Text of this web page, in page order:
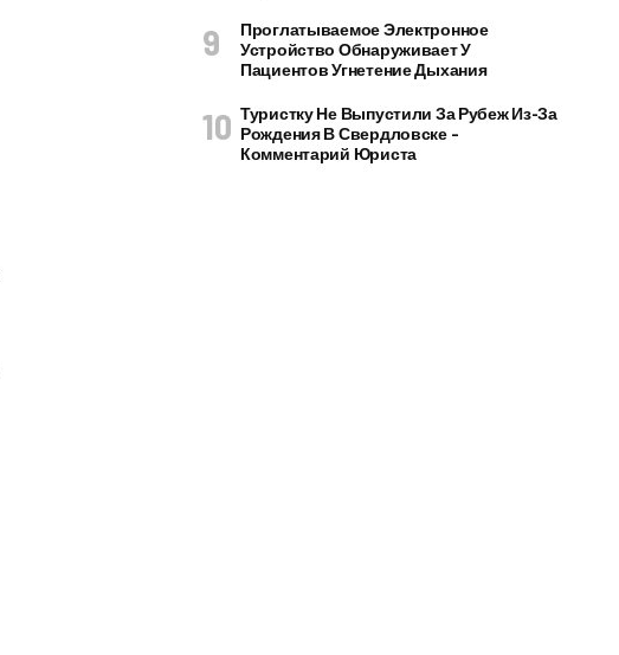
Проглатываемое Электронное
Устройство Обнаруживает У
Пациентов Угнетение Дыхания
Туристку Не Выпустили За Рубеж Из-За
Рождения В Свердловске –
Комментарий Юриста